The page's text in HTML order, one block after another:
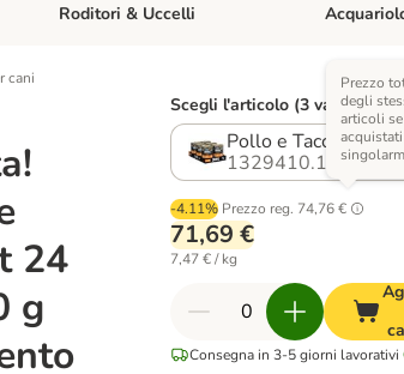
CaniApri Menù Categoria: Diete
Roditori & Uccelli Apri Menù
cani
24
g
Scegli l'articolo (3 varianti)
Pollo e Tacchino
1329410.1
-4.11% Prezzo reg. 74,76 €
Prezzo
degli
articoli se
acquistati
71,69 €
7,47 € / kg
Consegna in 3-5 giorni lavorativi